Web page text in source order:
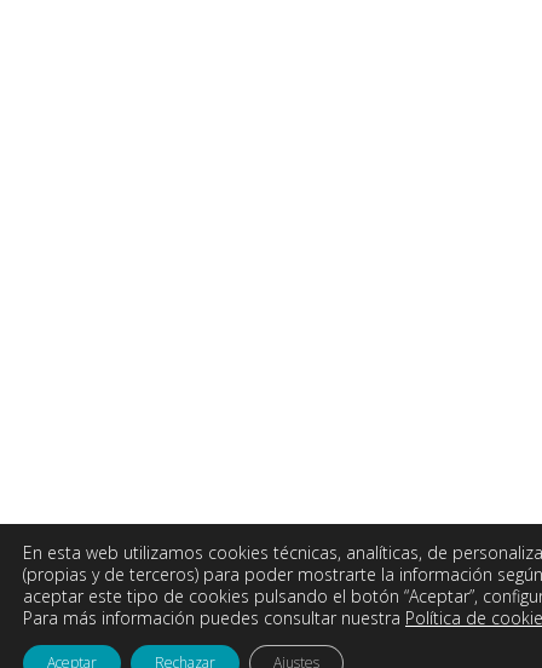
En esta web utilizamos cookies técnicas, analíticas, de
(propias y de terceros) para poder mostrarte la información
aceptar este tipo de cookies pulsando el botón “Aceptar”,
Para más información puedes consultar nuestra Política de
Aceptar Rechazar Ajustes